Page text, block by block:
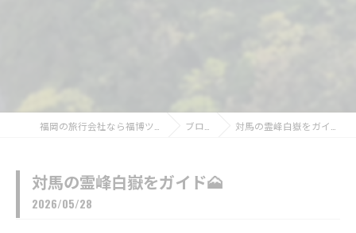
ブログ 対馬の霊峰白嶽をガイド🗻
対馬の霊峰白嶽をガイド🗻
2026/05/28